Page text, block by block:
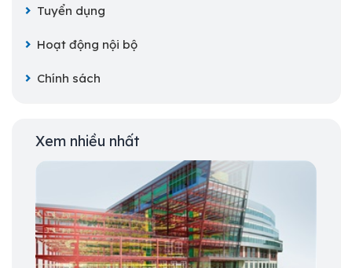
Tuyển dụng
Hoạt động nội bộ
Chính sách
Xem nhiều nhất